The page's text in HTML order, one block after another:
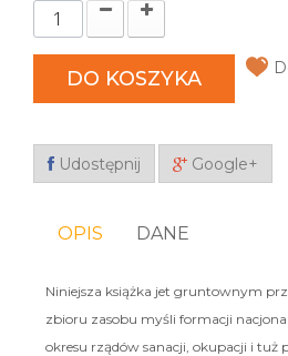
DO KOSZYKA
Udostępnij Google+
OPIS DANE
Niniejsza książka jet gruntownym
zbioru zasobu myśli formacji
okresu rządów sanacji, okupacji i tuż